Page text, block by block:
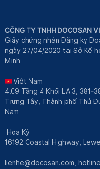
CÔNG TY TNHH DOCOSAN
Giấy chứng nhận Đăng ký
ngày 27/04/2020 tại Sở Kế
Minh
Việt Nam
4.09 Tầng 4 Khối LA.3, 381-
Trưng Tây, Thành phố Thủ
Nam
Hoa Kỳ
16192 Coastal Highway,
lienhe@docosan.com ,